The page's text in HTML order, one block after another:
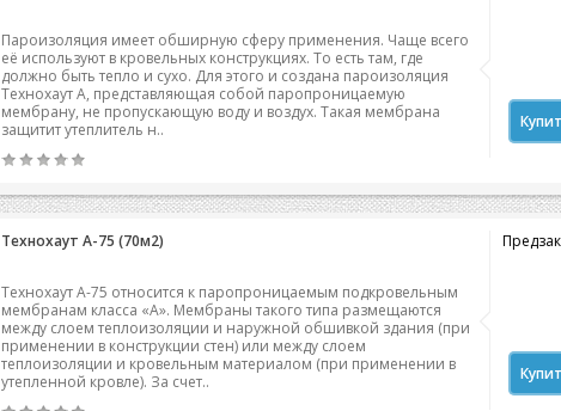
Пароизоляция имеет обширную сферу применения. Чаще всего
её используют в кровельных конструкциях. То есть там, где
должно быть тепло и сухо. Для этого и создана пароизоляция
Технохаут А, представляющая собой паропроницаемую
мембрану, не пропускающую воду и воздух. Такая мембрана
защитит утеплитель н..
Технохаут А-75 (70м2)
Технохаут А-75 относится к паропроницаемым подкровельным
мембранам класса «А». Мембраны такого типа размещаются
между слоем теплоизоляции и наружной обшивкой здания (при
применении в конструкции стен) или между слоем
теплоизоляции и кровельным материалом (при применении в
утепленной кровле). За счет..